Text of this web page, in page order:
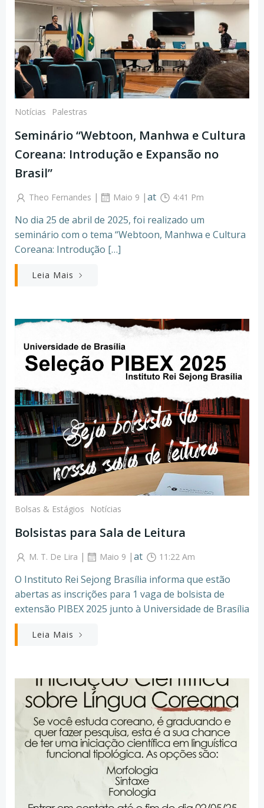
Notícias Palestras
Seminário “Webtoon, Manhwa e Cultura
Coreana: Introdução e Expansão no
Brasil”
Theo Fernandes | Maio 9 |at 4:41 Pm
No dia 25 de abril de 2025, foi realizado um
seminário com o tema “Webtoon, Manhwa e Cultura
Coreana: Introdução […]
Leia Mais
Bolsas & Estágios Notícias
Bolsistas para Sala de Leitura
M. T. De Lira | Maio 9 |at 11:22 Am
O Instituto Rei Sejong Brasília informa que estão
abertas as inscrições para 1 vaga de bolsista de
extensão PIBEX 2025 junto à Universidade de Brasília
Leia Mais